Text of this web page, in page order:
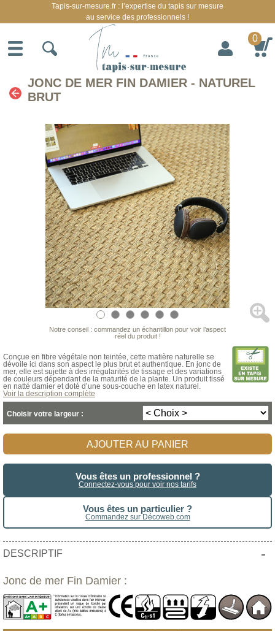
JONC DE MER FIN DAMIER - NATUREL
BRUT
Notre conseil : commandez un échantillon pour voir l’aspect
réel du produit !
Conçue en fibre végétale non teintée, cette matière naturelle se
dévoile ici dans son aspect le plus brut et authentique. En jonc de
mer, elle est sujette à des irrégularités de tissage et des variations
de couleurs dépendant de la maturité de la plante. Un produit tissé
en natté damier et doté d’une sous-couche en latex naturel.
Voir la description complète
Choisir votre largeur :
AJOUTER AU PANIER
Vous êtes un professionnel ?
Connectez-vous pour voir nos tarifs
Vous êtes un particulier ?
Commandez sur Décoweb.com
DESCRIPTIF -
Jonc de mer Fin Damier :
Tapis-sur-mesure.fr : l’expertise du tapis sur mesure
au service des professionnels !
0